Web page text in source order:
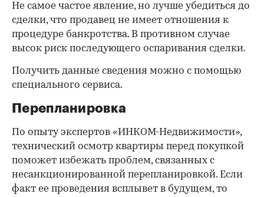
Не самое частое явление, но лучше убедиться до
сделки, что продавец не имеет отношения к
процедуре банкротства. В противном случае
высок риск последующего оспаривания сделки.
Получить данные сведения можно с помощью
специального сервиса.
Перепланировка
По опыту экспертов «ИНКОМ-Недвижимости»,
технический осмотр квартиры перед покупкой
поможет избежать проблем, связанных с
несанкционированной перепланировкой. Если
факт ее проведения всплывет в будущем, то